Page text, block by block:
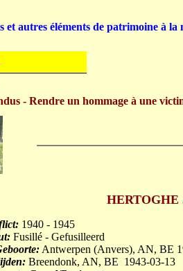
HERTOGHE
1940 - 1945
Fusillé - Gefusilleerd
Antwerpen (Anvers), AN, BE
Breendonk, AN, BE 1943-03-13
- Rendre un hommage à une
et autres éléments de patrimoine à la